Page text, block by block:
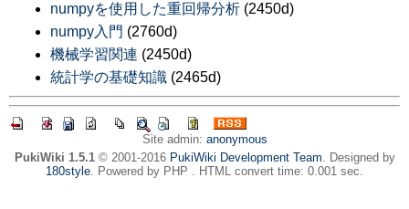
numpyを使用した重回帰分析 (2450d)
numpy入門 (2760d)
機械学習関連 (2450d)
統計学の基礎知識 (2465d)
Site admin: anonymous
PukiWiki 1.5.1© 2001-2016 PukiWiki Development Team. Designed by
180style. Powered by PHP . HTML convert time: 0.001 sec.